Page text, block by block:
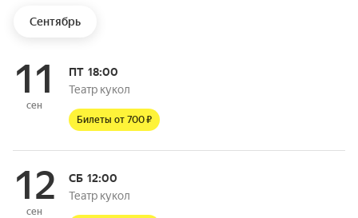
Сентябрь
11
сен
ПТ18:00
Театр кукол
Билеты от 700 ₽
12
сен
СБ12:00
Театр кукол